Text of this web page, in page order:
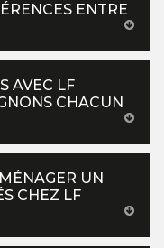
ENTRE
AVEC LF
CHACUN
UN
CHEZ LF